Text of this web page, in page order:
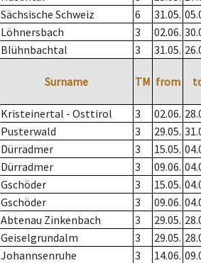
Sächsische Schweiz 6 31.05.
Löhnersbach 3 02.06.
Blühnbachtal 3 31.05.
Surname TM from
Kristeinertal - Osttirol 3 02.06.
Pusterwald 3 29.05.
Dürradmer 3 15.05.
Dürradmer 3 09.06.
Gschöder 3 15.05.
Gschöder 3 09.06.
Abtenau Zinkenbach 3 29.05.
Geiselgrundalm 3 29.05.
Johannsenruhe 3 14.06.